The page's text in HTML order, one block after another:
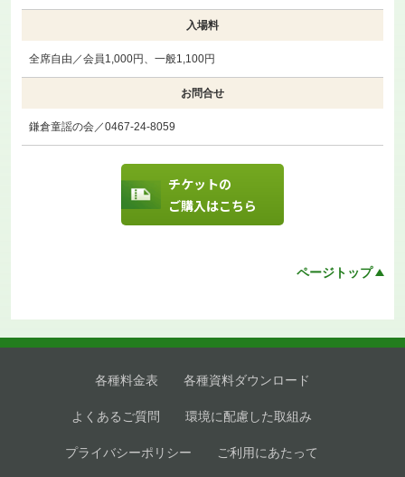
チケットの
ご購入はこちら
入場料
全席自由／会員1,000円、一般1,100円
お問合せ
鎌倉童謡の会／0467-24-8059
ページトップ
各種料金表 各種資料ダウンロード
よくあるご質問 環境に配慮した取組み
プライバシーポリシー ご利用にあたって